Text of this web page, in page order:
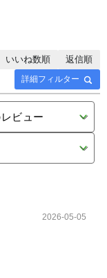
詳細フィルター
いいね数順 返信順
2026-05-05